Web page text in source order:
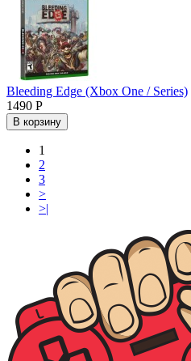
Bleeding Edge (Xbox One / Series)
1490 Р
В корзину
1
2
3
>
>|